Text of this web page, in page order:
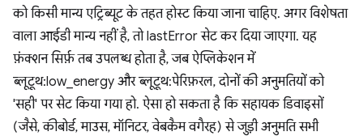
को किसी मान्य एट्रिब्यूट के तहत होस्ट किया जाना चाहिए. अगर विशेषता
वाला आईडी मान्य नहीं है, तो lastError सेट कर दिया जाएगा. यह
फ़ंक्शन सिर्फ़ तब उपलब्ध होता है, जब ऐप्लिकेशन में
ब्लूटूथ:low_energy और ब्लूटूथ:पेरिफ़रल, दोनों की अनुमतियों को
'सही' पर सेट किया गया हो. ऐसा हो सकता है कि सहायक डिवाइसों
(जैसे, कीबोर्ड, माउस, मॉनिटर, वेबकैम वगैरह) से जुड़ी अनुमति सभी